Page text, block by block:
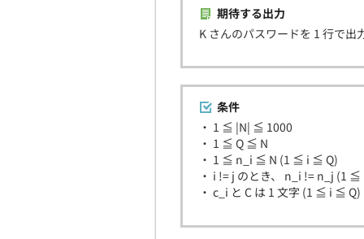
期待する出力
K さんのパスワードを 1 行で出
条件
・ 1 ≦ |N| ≦ 1000
・ 1 ≦ Q ≦ N
・ 1 ≦ n_i ≦ N (1 ≦ i ≦ Q)
・ i != j のとき、 n_i != n_j (1
・ c_i と C は 1 文字 (1 ≦ i ≦ Q)